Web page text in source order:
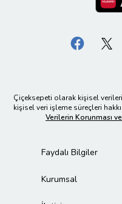
Çiçeksepeti olarak kişisel
kişisel veri işleme süreçleri
Verilerin Korunması
Faydalı Bilgiler
Kurumsal